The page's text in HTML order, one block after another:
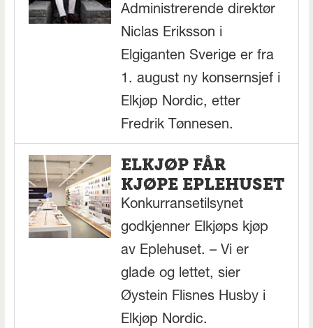
Administrerende direktør
Niclas Eriksson i
Elgiganten Sverige er fra
1. august ny konsernsjef i
Elkjøp Nordic, etter
Fredrik Tønnesen.
ELKJØP FÅR
KJØPE EPLEHUSET
Konkurransetilsynet
godkjenner Elkjøps kjøp
av Eplehuset. – Vi er
glade og lettet, sier
Øystein Flisnes Husby i
Elkjøp Nordic.